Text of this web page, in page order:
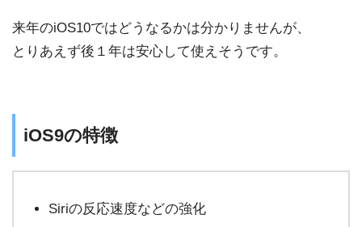
来年のiOS10ではどうなるかは分かりませんが、
とりあえず後１年は安心して使えそうです。
iOS9の特徴
Siriの反応速度などの強化